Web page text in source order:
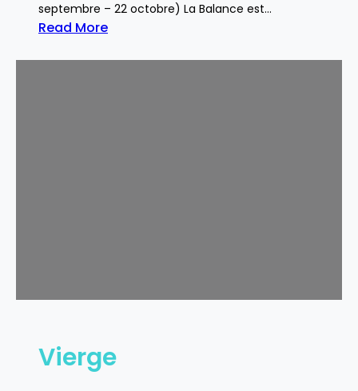
septembre – 22 octobre) La Balance est…
Read More
B
Vierge